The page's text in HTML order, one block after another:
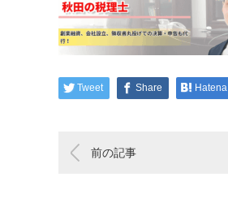
Tweet Share Hatena
前の記事